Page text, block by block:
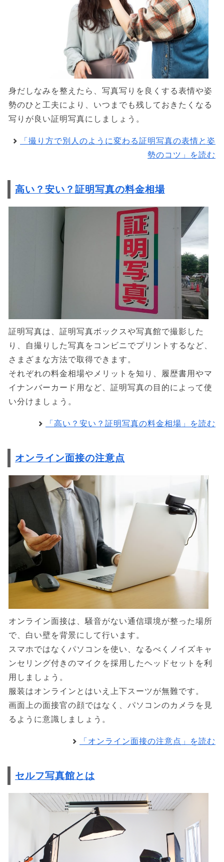
身だしなみを整えたら、写真写りを良くする表情や姿
勢のひと工夫により、いつまでも残しておきたくなる
写りが良い証明写真にしましょう。
「撮り方で別人のように変わる証明写真の表情と姿
勢のコツ」を読む
高い？安い？証明写真の料金相場
証明写真は、証明写真ボックスや写真館で撮影した
り、自撮りした写真をコンビニでプリントするなど、
さまざまな方法で取得できます。
それぞれの料金相場やメリットを知り、履歴書用やマ
イナンバーカード用など、証明写真の目的によって使
い分けましょう。
「高い？安い？証明写真の料金相場」を読む
オンライン面接の注意点
オンライン面接は、騒音がない通信環境が整った場所
で、白い壁を背景にして行います。
スマホではなくパソコンを使い、なるべくノイズキャ
ンセリング付きのマイクを採用したヘッドセットを利
用しましょう。
服装はオンラインとはいえ上下スーツが無難です。
画面上の面接官の顔ではなく、パソコンのカメラを見
るように意識しましょう。
「オンライン面接の注意点」を読む
セルフ写真館とは